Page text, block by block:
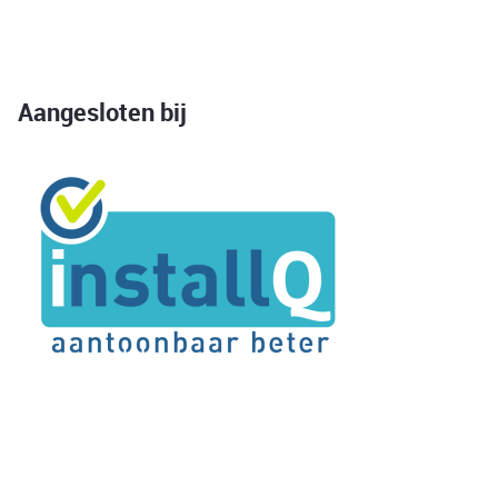
Aangesloten bij